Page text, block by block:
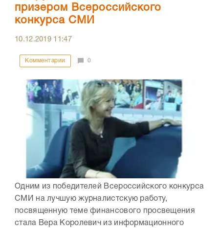
призером Всероссийского
конкурса СМИ
10.12.2019 11:47
Комментарии 0
Одним из победителей Всероссийского конкурса
СМИ на лучшую журналистскую работу,
посвященную теме финансового просвещения
стала Вера Королевич из информационного